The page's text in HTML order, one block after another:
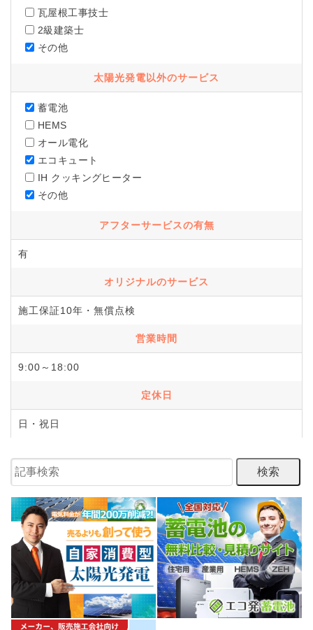
瓦屋根工事技士
2級建築士
その他
太陽光発電以外のサービス
蓄電池
HEMS
オール電化
エコキュート
IH クッキングヒーター
その他
アフターサービスの有無
有
オリジナルのサービス
施工保証10年・無償点検
営業時間
9:00～18:00
定休日
日・祝日